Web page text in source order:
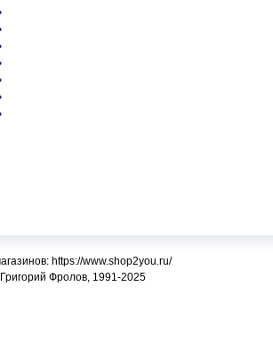
https://www.shop2you.ru/
Фролов, 1991-2025